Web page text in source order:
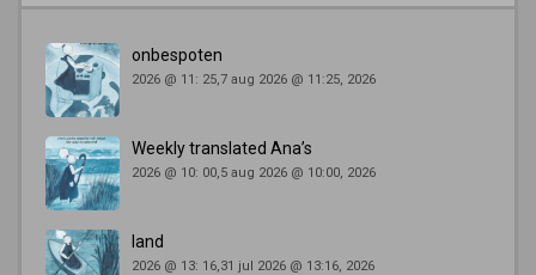
onbespoten
2026 @ 11: 25,7 aug 2026 @ 11:25, 2026
Weekly translated Ana’s
2026 @ 10: 00,5 aug 2026 @ 10:00, 2026
land
2026 @ 13: 16,31 jul 2026 @ 13:16, 2026